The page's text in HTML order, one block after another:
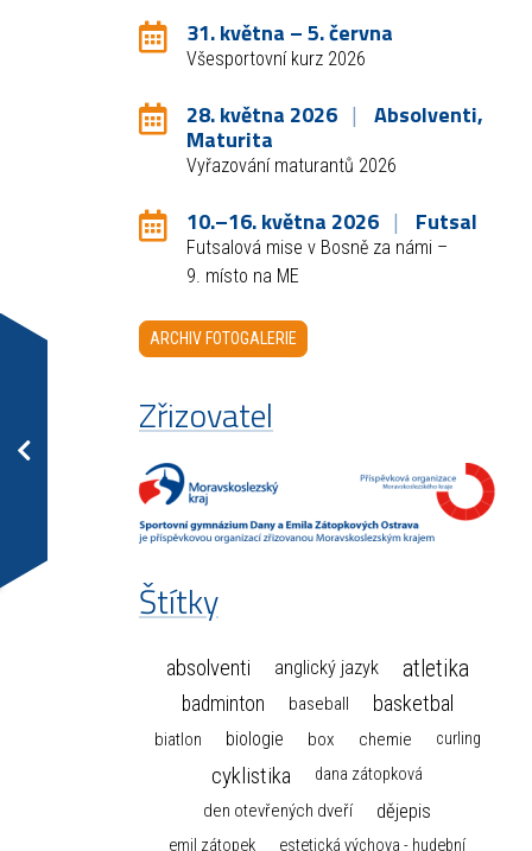
31. května – 5. června
Všesportovní kurz 2026
28. května 2026 Absolventi,
Maturita
Vyřazování maturantů 2026
10.–16. května 2026 Futsal
Futsalová mise v Bosně za námi –
9. místo na ME
ARCHIV FOTOGALERIE
Zřizovatel
Štítky
absolventi anglický jazyk atletika
badminton baseball basketbal
biatlon biologie box chemie curling
cyklistika dana zátopková
den otevřených dveří dějepis
emil zátopek estetická výchova - hudební